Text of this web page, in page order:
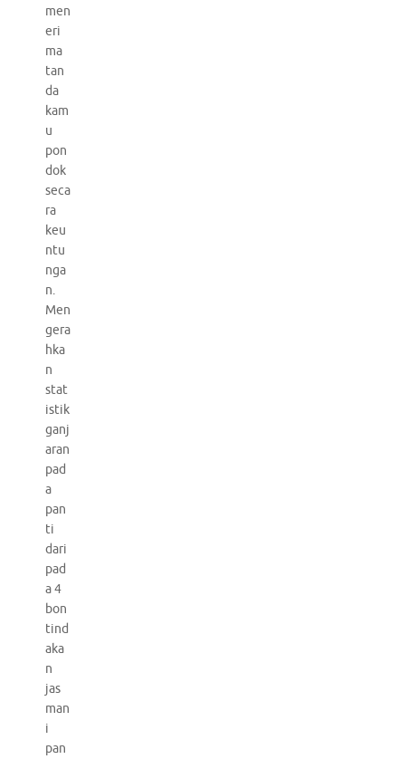
men
eri
ma
tan
da
kam
u
pon
dok
seca
ra
keu
ntu
nga
n.
Men
gera
hka
n
stat
istik
ganj
aran
pad
a
pan
ti
dari
pad
a 4
bon
tind
aka
n
jas
man
i
pan